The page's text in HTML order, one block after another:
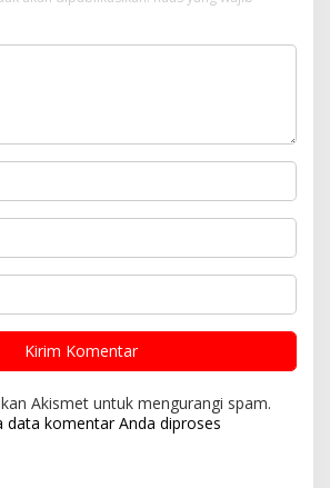
Akismet untuk mengurangi spam.
data komentar Anda diproses